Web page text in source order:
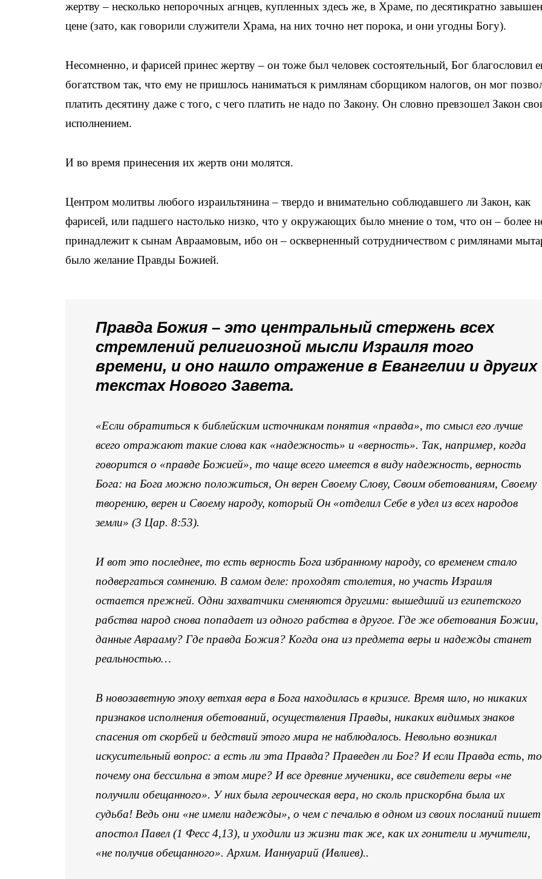
жертву – несколько непорочных агнцев, купленных здесь же, в Храме, по десятикратно
цене (зато, как говорили служители Храма, на них точно нет порока, и они угодны Богу).
Несомненно, и фарисей принес жертву – он тоже был человек состоятельный, Бог благословил
богатством так, что ему не пришлось наниматься к римлянам сборщиком налогов, он мог
платить десятину даже с того, с чего платить не надо по Закону. Он словно превзошел Закон
исполнением.
И во время принесения их жертв они молятся.
Центром молитвы любого израильтянина – твердо и внимательно соблюдавшего ли Закон, как
фарисей, или падшего настолько низко, что у окружающих было мнение о том, что он – более
принадлежит к сынам Авраамовым, ибо он – оскверненный сотрудничеством с римлянами
было желание Правды Божией.
Правда Божия – это центральный стержень всех
стремлений религиозной мысли Израиля того
времени, и оно нашло отражение в Евангелии и других
текстах Нового Завета.
«Если обратиться к библейским источникам понятия «правда», то смысл его лучше
всего отражают такие слова как «надежность» и «верность». Так, например, когда
говорится о «правде Божией», то чаще всего имеется в виду надежность, верность
Бога: на Бога можно положиться, Он верен Своему Слову, Своим обетованиям, Своему
творению, верен и Своему народу, который Он «отделил Себе в удел из всех народов
земли» (3 Цар. 8:53).
И вот это последнее, то есть верность Бога избранному народу, со временем стало
подвергаться сомнению. В самом деле: проходят столетия, но участь Израиля
остается прежней. Одни захватчики сменяются другими: вышедший из египетского
рабства народ снова попадает из одного рабства в другое. Где же обетования Божии,
данные Аврааму? Где правда Божия? Когда она из предмета веры и надежды станет
реальностью…
В новозаветную эпоху ветхая вера в Бога находилась в кризисе. Время шло, но никаких
признаков исполнения обетований, осуществления Правды, никаких видимых знаков
спасения от скорбей и бедствий этого мира не наблюдалось. Невольно возникал
искусительный вопрос: а есть ли эта Правда? Праведен ли Бог? И если Правда есть, то
почему она бессильна в этом мире? И все древние мученики, все свидетели веры «не
получили обещанного». У них была героическая вера, но сколь прискорбна была их
судьба! Ведь они «не имели надежды», о чем с печалью в одном из своих посланий пишет
апостол Павел (1 Фесс 4,13), и уходили из жизни так же, как их гонители и мучители,
«не получив обещанного». Архим. Ианнуарий (Ивлиев)..